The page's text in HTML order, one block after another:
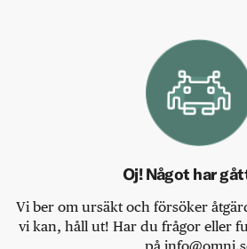
Oj! Något har
Vi ber om ursäkt och försöker
vi kan, håll ut! Har du frågor eller